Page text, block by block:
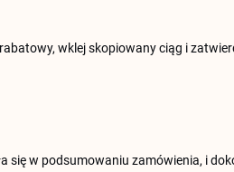
wklej skopiowany ciąg i
się w podsumowaniu zamówienia, i